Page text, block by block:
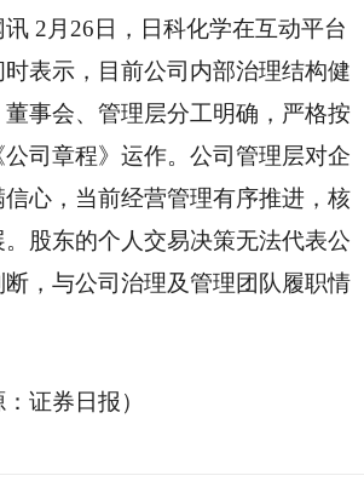
2月26日，日科化学在互动平台
时表示，目前公司内部治理结构健
事会、管理层分工明确，严格按
司章程》运作。公司管理层对企
心，当前经营管理有序推进，核
股东的个人交易决策无法代表公
，与公司治理及管理团队履职情
：证券日报）